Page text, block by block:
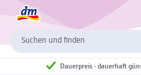
Suchen und finden
Dauerpreis - dauerhaft